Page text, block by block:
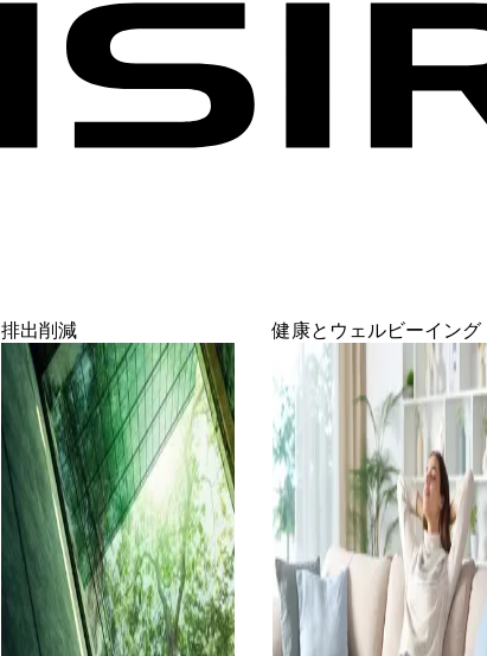
排出削減 健康とウェルビーイング